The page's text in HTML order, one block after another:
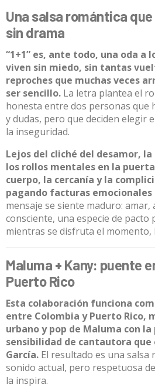
Una salsa romántica
sin drama
“1+1” es, ante todo, una oda a
viven sin miedo, sin tantas
reproches que muchas veces
ser sencillo. La letra plantea el
honesta entre dos personas que
y dudas, pero que deciden elegir
la inseguridad.
Lejos del cliché del desamor,
los rollos mentales en la
cuerpo, la cercanía y la
pagando facturas emocionales
mensaje se siente maduro: amar,
consciente, una especie de pacto
mientras se disfruta el momento,
Maluma + Kany: puente
Puerto Rico
Esta colaboración funciona
entre Colombia y Puerto Rico,
urbano y pop de Maluma con
sensibilidad de cantautora que
García. El resultado es una salsa
sonido actual, pero respetuosa
la inspira.